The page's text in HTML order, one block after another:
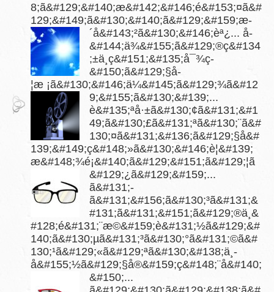
8;ã&#129;&#140;æ&#142;&#146;é&#153;¤ã&#
129;&#149;ã&#130;&#140;ã&#129;&#159;æ­
´å&#143;²ã&#130;&#146;èª¿... å­
&#144;ä¾&#155;ã&#129;®ç&#134
;±ä¸­ç&#151;&#135;å¯¾ç­
&#150;ã&#129;§å­
¦æ ¡ã&#130;&#146;ä¼&#145;ã&#129;¾ã&#12
9;&#155;ã&#130;&#139;...
è&#135;ªå·±ã&#130;¢ã&#131;&#1
49;ã&#130;£ã&#131;ªã&#130;¨ã&#
130;¤ã&#131;&#136;ã&#129;§å&#
139;&#149;ç&#148;»ã&#130;&#146;è¦&#139;
æ&#148;¾é¡&#140;ã&#129;&#151;ã&#129;¦ã
&#129;¿ã&#129;&#159;...
ã&#131;­
ã&#131;&#156;ã&#130;³ã&#131;&
#131;ã&#131;&#151;ã&#129;®ä¸&
#128;é&#131;¨æ©&#159;è&#131;½ã&#129;&#
140;ã&#130;µã&#131;³ã&#130;°ã&#131;©ã&#
130;¹ã&#129;«ã&#129;ªã&#130;&#138;ä¸­
å&#155;½ã&#129;§å®&#159;ç&#148;¨å&#140;
&#150;...